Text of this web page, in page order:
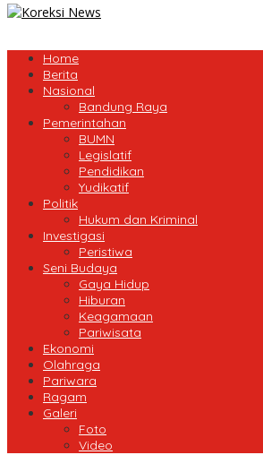
Home
Berita
Nasional
Bandung Raya
Pemerintahan
BUMN
Legislatif
Pendidikan
Yudikatif
Politik
Hukum dan Kriminal
Investigasi
Peristiwa
Seni Budaya
Gaya Hidup
Hiburan
Keagamaan
Pariwisata
Ekonomi
Olahraga
Pariwara
Ragam
Galeri
Foto
Video